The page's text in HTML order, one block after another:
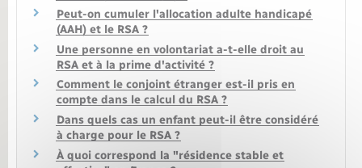
Peut-on cumuler l'allocation adulte handicapé
(AAH) et le RSA ?
Une personne en volontariat a-t-elle droit au
RSA et à la prime d'activité ?
Comment le conjoint étranger est-il pris en
compte dans le calcul du RSA ?
Dans quels cas un enfant peut-il être considéré
à charge pour le RSA ?
À quoi correspond la "résidence stable et